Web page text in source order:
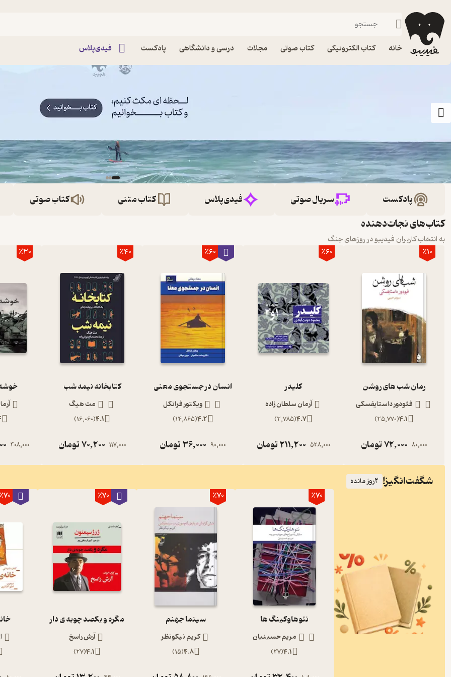
خانه کتاب الکترونیکی کتاب صوتی مجلات درسی و دانشگاهی پادکست فیدی‌پلاس
پادکست سریال صوتی فیدی‌پلاس کتاب متنی کتاب صوتی
کتاب‌های نجات‌دهنده
به انتخاب کاربران فیدیبو در روزهای جنگ
٪10
رمان شب های روشن
فئودور داستایفسکی
4.1
(
25,770
)
80,000
72,000تومان
٪60
کلیدر
آرمان سلطان زاده
4.7
(
2,785
)
528,000
211,200تومان
٪60
انسان در جستجوی معنی
ویکتور فرانکل
4.2
(
14,865
)
90,000
36,000تومان
٪40
کتابخانه نیمه شب
مت هیگ
4.1
(
16,060
)
117,000
70,200تومان
٪30
408,000
شگفت‌انگیز! 2روز مانده
٪70
نئوهاوکینگ ها
مریم حسینیان
4.1
(
27
)
٪70
سینما جهنم
کریم نیکونظر
4.8
(
15
)
٪70
مگره و یکصد چوبه ی دار
آرش راسخ
4.1
(
27
)
٪70